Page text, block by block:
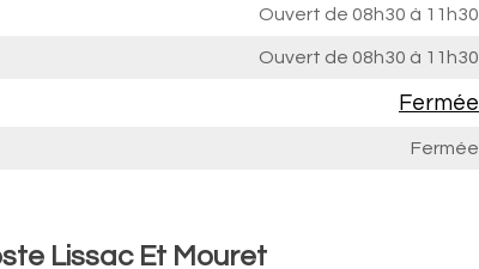
Ouvert de 08h30 à 11h30
Ouvert de 08h30 à 11h30
Fermée
Fermée
Lissac Et Mouret